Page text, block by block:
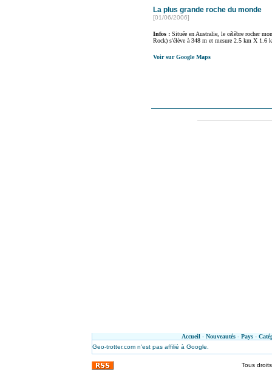
La plus grande roche du monde
[01/06/2006]
Infos : Située en Australie, le célèbre rocher
Rock) s'élève à 348 m et mesure 2.5 km X 1.6
Voir sur Google Maps
Accueil - Nouveautés - Pays -
Geo-trotter.com n'est pas affilié à Google.
Tous